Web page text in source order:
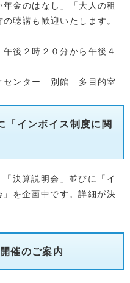
金のはなし」「大人の租
聴講も歓迎いたします。
後２時２０分から午後４
センター 別館 多目的室
「インボイス制度に関
決算説明会」並びに「イ
を企画中です。詳細が決
催のご案内